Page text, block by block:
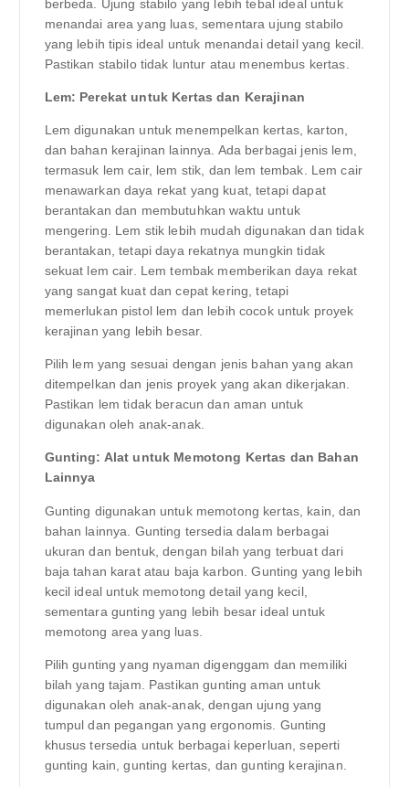
berbeda. Ujung stabilo yang lebih tebal ideal untuk
menandai area yang luas, sementara ujung stabilo
yang lebih tipis ideal untuk menandai detail yang kecil.
Pastikan stabilo tidak luntur atau menembus kertas.
Lem: Perekat untuk Kertas dan Kerajinan
Lem digunakan untuk menempelkan kertas, karton,
dan bahan kerajinan lainnya. Ada berbagai jenis lem,
termasuk lem cair, lem stik, dan lem tembak. Lem cair
menawarkan daya rekat yang kuat, tetapi dapat
berantakan dan membutuhkan waktu untuk
mengering. Lem stik lebih mudah digunakan dan tidak
berantakan, tetapi daya rekatnya mungkin tidak
sekuat lem cair. Lem tembak memberikan daya rekat
yang sangat kuat dan cepat kering, tetapi
memerlukan pistol lem dan lebih cocok untuk proyek
kerajinan yang lebih besar.
Pilih lem yang sesuai dengan jenis bahan yang akan
ditempelkan dan jenis proyek yang akan dikerjakan.
Pastikan lem tidak beracun dan aman untuk
digunakan oleh anak-anak.
Gunting: Alat untuk Memotong Kertas dan Bahan
Lainnya
Gunting digunakan untuk memotong kertas, kain, dan
bahan lainnya. Gunting tersedia dalam berbagai
ukuran dan bentuk, dengan bilah yang terbuat dari
baja tahan karat atau baja karbon. Gunting yang lebih
kecil ideal untuk memotong detail yang kecil,
sementara gunting yang lebih besar ideal untuk
memotong area yang luas.
Pilih gunting yang nyaman digenggam dan memiliki
bilah yang tajam. Pastikan gunting aman untuk
digunakan oleh anak-anak, dengan ujung yang
tumpul dan pegangan yang ergonomis. Gunting
khusus tersedia untuk berbagai keperluan, seperti
gunting kain, gunting kertas, dan gunting kerajinan.